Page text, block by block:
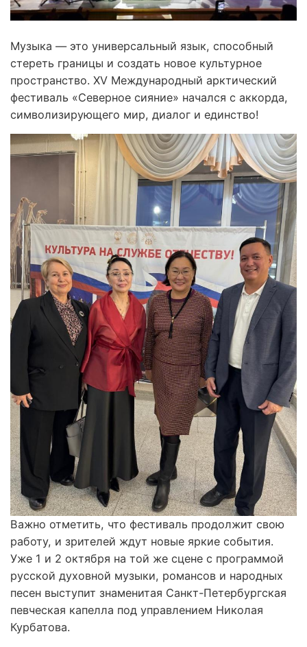
Музыка — это универсальный язык, способный
стереть границы и создать новое культурное
пространство. XV Международный арктический
фестиваль «Северное сияние» начался с аккорда,
символизирующего мир, диалог и единство!
Важно отметить, что фестиваль продолжит свою
работу, и зрителей ждут новые яркие события.
Уже 1 и 2 октября на той же сцене с программой
русской духовной музыки, романсов и народных
песен выступит знаменитая Санкт-Петербургская
певческая капелла под управлением Николая
Курбатова.